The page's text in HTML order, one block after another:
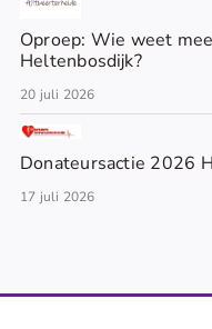
Oproep: Wie weet
Heltenbosdijk?
20 juli 2026
Donateursactie 2026
17 juli 2026